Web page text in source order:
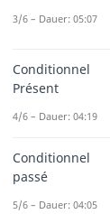
1.
Person
2.
3/6 – Dauer: 05:07
Conditionnel
Présent
4/6 – Dauer: 04:19
Conditionnel
passé
5/6 – Dauer: 04:05